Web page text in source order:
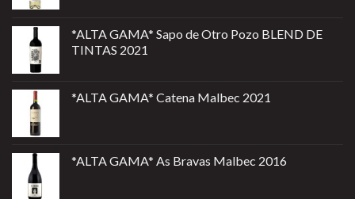
*ALTA GAMA* Sapo de Otro Pozo BLEND DE
TINTAS 2021
*ALTA GAMA* Catena Malbec 2021
*ALTA GAMA* As Bravas Malbec 2016